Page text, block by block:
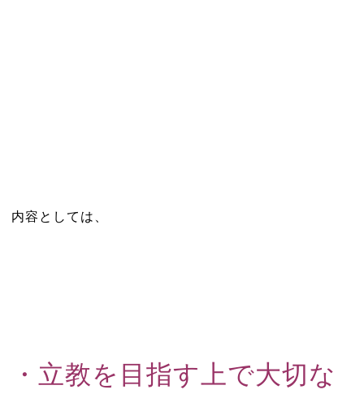
内容としては、
・立教を目指す上で大切な